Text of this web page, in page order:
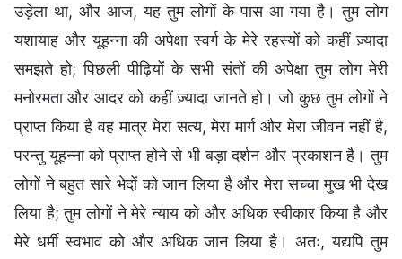
उड़ेला था, और आज, यह तुम लोगों के पास आ गया है। तुम लोग
यशायाह और यूहन्ना की अपेक्षा स्वर्ग के मेरे रहस्यों को कहीं ज़्यादा
समझते हो; पिछली पीढ़ियों के सभी संतों की अपेक्षा तुम लोग मेरी
मनोरमता और आदर को कहीं ज़्यादा जानते हो। जो कुछ तुम लोगों ने
प्राप्त किया है वह मात्र मेरा सत्य, मेरा मार्ग और मेरा जीवन नहीं है,
परन्तु यूहन्ना को प्राप्त होने से भी बड़ा दर्शन और प्रकाशन है। तुम
लोगों ने बहुत सारे भेदों को जान लिया है और मेरा सच्चा मुख भी देख
लिया है; तुम लोगों ने मेरे न्याय को और अधिक स्वीकार किया है और
मेरे धर्मी स्वभाव को और अधिक जान लिया है। अतः, यद्यपि तुम